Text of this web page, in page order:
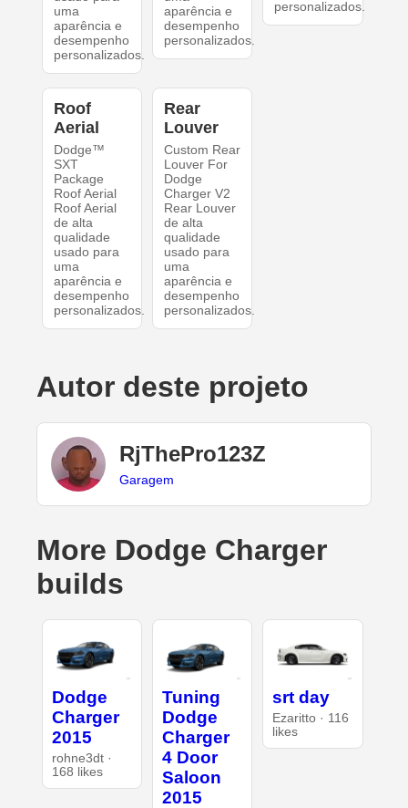
uma
aparência e
desempenho
personalizados.
aparência e
desempenho
personalizados.
personalizados.
Roof
Aerial
Dodge™
SXT
Package
Roof Aerial
Roof Aerial
de alta
qualidade
usado para
uma
aparência e
desempenho
personalizados.
Rear
Louver
Custom Rear
Louver For
Dodge
Charger V2
Rear Louver
de alta
qualidade
usado para
uma
aparência e
desempenho
personalizados.
Autor deste projeto
RjThePro123Z
Garagem
More Dodge Charger
builds
Dodge
Charger
2015
rohne3dt ·
168 likes
Tuning
Dodge
Charger
4 Door
Saloon
2015
srt day
Ezaritto · 116
likes